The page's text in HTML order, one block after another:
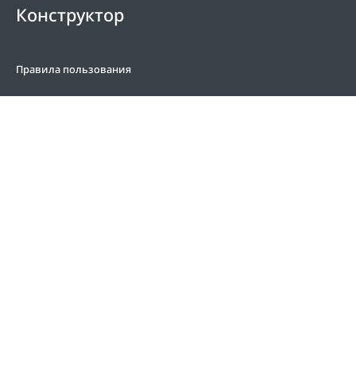
Конструктор
Правила пользования